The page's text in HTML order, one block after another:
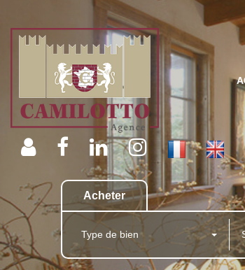
Acheter
Type de bien